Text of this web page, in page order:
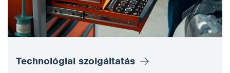
Technológiai szolgáltatás